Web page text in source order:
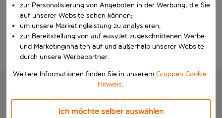
Suchen
zur Personalisierung von Angeboten in der Werbung, die Sie
auf unserer Website sehen können;
um unsere Marketingleistung zu analysieren;
zur Bereitstellung von auf easyJet zugeschnittenen Werbe-
und Marketinginhalten auf und außerhalb unserer Website
durch unsere Werbepartner.
Weitere Informationen finden Sie in unserem Gruppen Cookie-
Hinweis.
Ich möchte selber auswählen